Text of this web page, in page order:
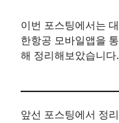
이번 포스팅에서는
한항공 모바일앱을
해 정리해보았습니다.
앞선 포스팅에서 정